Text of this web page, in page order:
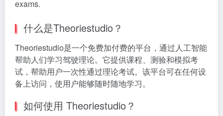
exams.
什么是Theoriestudio？
Theoriestudio是一个免费加付费的平台，通过人工智能
帮助人们学习驾驶理论。它提供课程、测验和模拟考
试，帮助用户一次性通过理论考试。该平台可在任何设
备上访问，使用户能够随时随地学习。
如何使用 Theoriestudio？